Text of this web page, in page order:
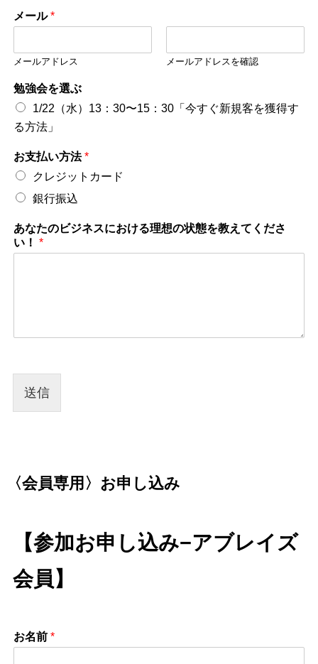
メール*
メールアドレス メールアドレスを確認
勉強会を選ぶ
1/22（水）13：30〜15：30「今すぐ新規客を獲得す
る方法」
お支払い方法*
クレジットカード
銀行振込
あなたのビジネスにおける理想の状態を教えてくださ
い！ *
送信
〈会員専用〉お申し込み
【参加お申し込み−アブレイズ
会員 】
お名前 *